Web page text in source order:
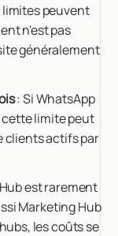
peuvent
n'est pas
généralement
: Si WhatsApp
limite peut
clients actifs par
est rarement
Marketing Hub
les coûts se